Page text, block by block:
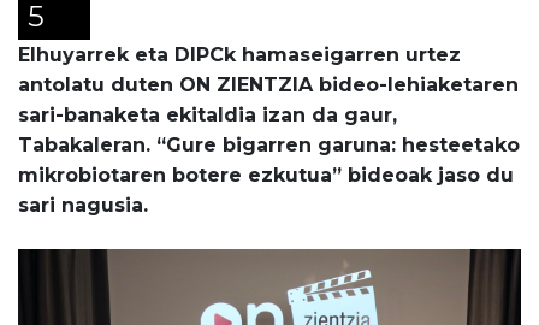
5
Elhuyarrek eta DIPCk hamaseigarren urtez
antolatu duten ON ZIENTZIA bideo-lehiaketaren
sari-banaketa ekitaldia izan da gaur,
Tabakaleran. “Gure bigarren garuna: hesteetako
mikrobiotaren botere ezkutua” bideoak jaso du
sari nagusia.